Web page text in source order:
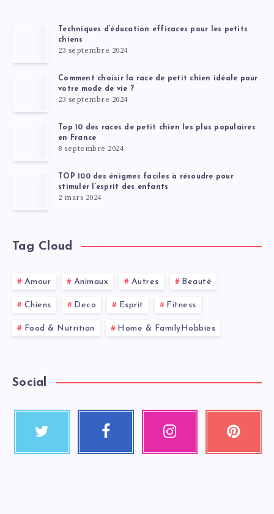
Techniques d’éducation efficaces pour les petits
chiens
23 septembre 2024
Comment choisir la race de petit chien idéale pour
votre mode de vie ?
23 septembre 2024
Top 10 des races de petit chien les plus populaires
en France
8 septembre 2024
TOP 100 des énigmes faciles à résoudre pour
stimuler l’esprit des enfants
2 mars 2024
Tag Cloud
Amour Animaux Autres Beauté
Chiens Deco Esprit Fitness
Food & Nutrition Home & FamilyHobbies
Social